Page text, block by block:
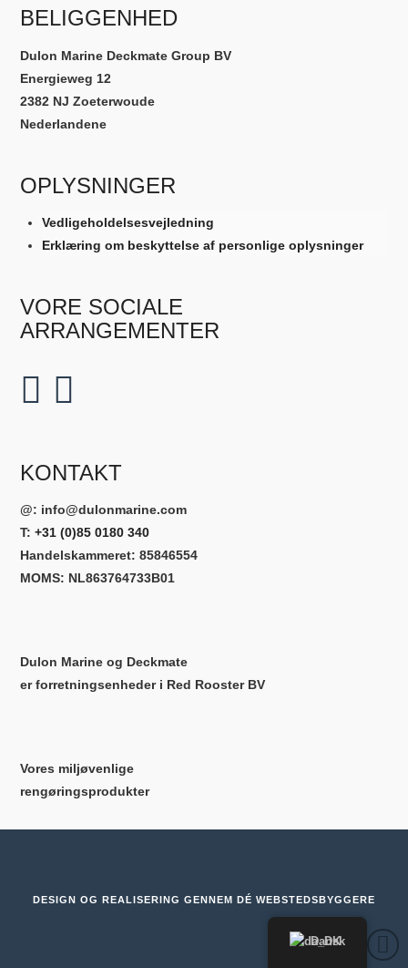
BELIGGENHED
Dulon Marine Deckmate Group BV
Energieweg 12
2382 NJ Zoeterwoude
Nederlandene
OPLYSNINGER
Vedligeholdelsesvejledning
Erklæring om beskyttelse af personlige oplysninger
VORE SOCIALE
ARRANGEMENTER
KONTAKT
@: info@dulonmarine.com
T: +31 (0)85 0180 340
Handelskammeret: 85846554
MOMS: NL863764733B01
Dulon Marine og Deckmate
er forretningsenheder i Red Rooster BV
Vores miljøvenlige
rengøringsprodukter
DESIGN OG REALISERING GENNEM DÉ WEBSTEDSBYGGERE
Dansk